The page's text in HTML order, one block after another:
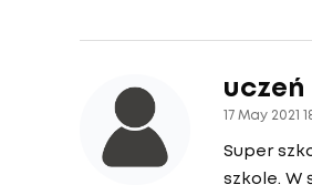
uczeń
17 May 2021
Super
szkole. W